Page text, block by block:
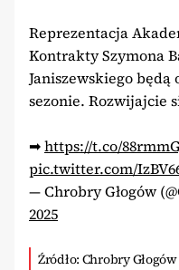
Reprezentacja
Kontrakty Szymona
Janiszewskiego
sezonie. Rozwijajcie
➡https://t.co/
pic.twitter.com/
— Chrobry Głogów
2025
Źródło: Chrobry Głogów